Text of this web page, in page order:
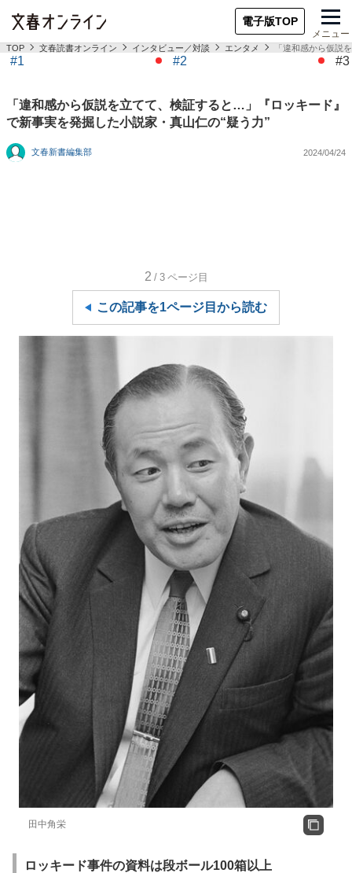
電子版TOP
メニュー
TOP 文春読書オンライン インタビュー／対談 エンタメ 「違和感から仮説
#1 #2 #3
「違和感から仮説を立てて、検証すると…」『ロッキード』
で新事実を発掘した小説家・真山仁の“疑う力”
文春新書編集部 2024/04/24
2 /3 ページ目
この記事を1ページ目から読む
田中角栄
ロッキード事件の資料は段ボール100箱以上